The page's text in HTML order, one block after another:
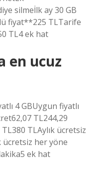
silmeİlk ay 30 GB
fiyat**225 TLTarife
TL4 ek hat
en ucuz
4 GBUygun fiyatlı
TL244,29
TLAylık ücretsiz
ücretsiz her yöne
ek hat